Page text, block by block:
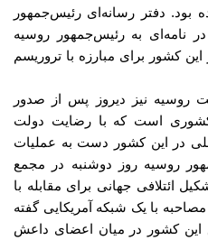
بود. دفتر رسانه‌ای رئیس‌جمهور
نامه‌ای به رئیس‌جمهور روسیه
کشور برای مبارزه با تروریسم
روسیه نیز دیروز پس از صدور
است که با رضایت دولت
در این کشور دست به عملیات
روسیه روز دوشنبه در مجمع
ائتلافی جهانی برای مقابله با
با یک شبکه آمریکایی گفته
این کشور در میان اعضای داعش